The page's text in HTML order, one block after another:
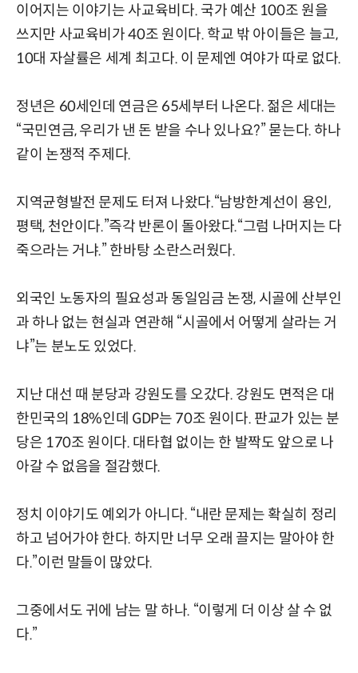
이어지는 이야기는 사교육비다. 국가 예산 100조 원을
쓰지만 사교육비가 40조 원이다. 학교 밖 아이들은 늘고,
10대 자살률은 세계 최고다. 이 문제엔 여야가 따로 없다.
정년은 60세인데 연금은 65세부터 나온다. 젊은 세대는
“국민연금, 우리가 낸 돈 받을 수나 있나요?” 묻는다. 하나
같이 논쟁적 주제다.
지역균형발전 문제도 터져 나왔다.“남방한계선이 용인,
평택, 천안이다.”즉각 반론이 돌아왔다.“그럼 나머지는 다
죽으라는 거냐.” 한바탕 소란스러웠다.
외국인 노동자의 필요성과 동일임금 논쟁, 시골에 산부인
과 하나 없는 현실과 연관해 “시골에서 어떻게 살라는 거
냐”는 분노도 있었다.
지난 대선 때 분당과 강원도를 오갔다. 강원도 면적은 대
한민국의 18%인데 GDP는 70조 원이다. 판교가 있는 분
당은 170조 원이다. 대타협 없이는 한 발짝도 앞으로 나
아갈 수 없음을 절감했다.
정치 이야기도 예외가 아니다. “내란 문제는 확실히 정리
하고 넘어가야 한다. 하지만 너무 오래 끌지는 말아야 한
다.”이런 말들이 많았다.
그중에서도 귀에 남는 말 하나. “이렇게 더 이상 살 수 없
다.”